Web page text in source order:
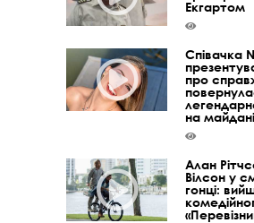
Екгартом
Співачка
про
на
Алан
Вілсон у
гонці: